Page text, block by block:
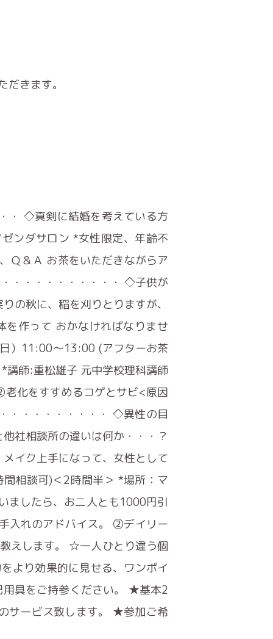
きます。
・ ◇真剣に結婚を考えている方
ダサロン *女性限定、年齢不
Ｑ＆Ａ お茶をいただきながらア
・・・・・・・・・・ ◇子供が
秋に、稲を刈りとりますが、
作って おかなければなりませ
）11:00～13:00 (アフターお茶
師:重松雄子 元中学校理科講師
化をすすめるコゲとサビ<原因
・・・・・・・・・ ◇異性の目
社相談所の違いは何か・・・？
イク上手になって、女性として
相談可)＜2時間半＞ *場所：マ
ましたら、お二人とも1000円引
入れのアドバイス。 ②デイリー
えします。 ☆一人ひとり違う個
より効果的に見せる、ワンポイ
用具をご持参ください。 ★基本2
サービス致します。 ★参加ご希